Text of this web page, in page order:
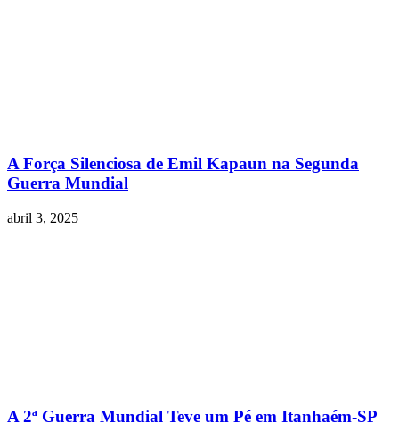
A Força Silenciosa de Emil Kapaun na Segunda
Guerra Mundial
abril 3, 2025
A 2ª Guerra Mundial Teve um Pé em Itanhaém-SP